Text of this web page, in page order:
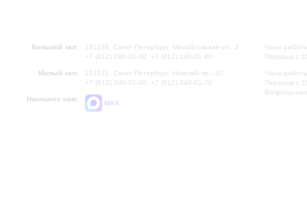
Большой зал:
191186, Санкт-Петербург, Михайловская ул., 2
+7 (812) 240-01-00, +7 (812) 240-01-80
Малый зал:
191011, Санкт-Петербург, Невский пр., 30
+7 (812) 240-01-00, +7 (812) 240-01-70
Напишите нам:
MAX
Часы
Перерыв с
Часы
Перерыв с
Вопросы